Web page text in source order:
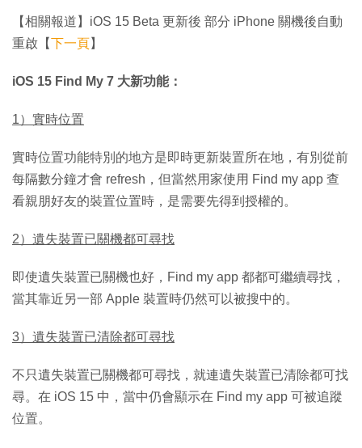
【相關報道】iOS 15 Beta 更新後 部分 iPhone 關機後自動
重啟【下一頁】
iOS 15 Find My 7 大新功能：
1）實時位置
實時位置功能特別的地方是即時更新裝置所在地，有別從前
每隔數分鐘才會 refresh，但當然用家使用‌ Find my app 查
看親朋好友的裝置位置時，是需要先得到授權的。
2）遺失裝置已關機都可尋找
即使遺失裝置已關機也好，Find my app 都都可繼續尋找，
當其靠近另一部 Apple 裝置時仍然可以被搜中的。
3）遺失裝置已清除都可尋找
不只遺失裝置已關機都可尋找，就連遺失裝置已清除都可找
尋。在 iOS 15‌ 中，當中仍會顯示在 Find my app 可被追蹤
位置。